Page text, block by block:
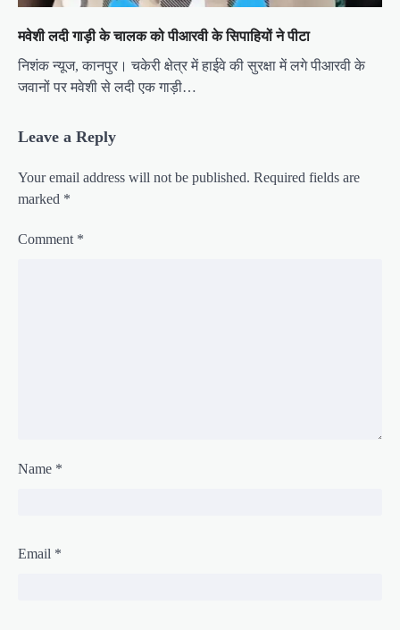
मवेशी लदी गाड़ी के चालक को पीआरवी के सिपाहियों ने पीटा
निशंक न्यूज, कानपुर। चकेरी क्षेत्र में हाईवे की सुरक्षा में लगे पीआरवी के
जवानों पर मवेशी से लदी एक गाड़ी…
Leave a Reply
Your email address will not be published. Required fields are
marked *
Comment *
Name *
Email *